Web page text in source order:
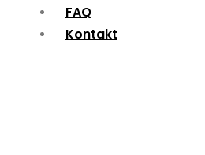
FAQ
Kontakt